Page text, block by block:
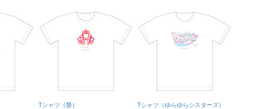
Tシャツ（螢）
Tシャツ（ゆらゆらシスターズ）